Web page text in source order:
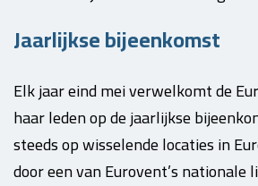
Jaarlijkse bijeenkomst
Elk jaar eind mei verwelkomt de
haar leden op de jaarlijkse
steeds op wisselende locaties in
door een van Eurovent’s nationale